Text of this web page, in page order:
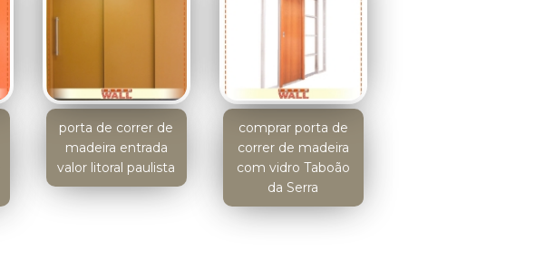
porta de correr de
madeira entrada
valor litoral paulista
comprar porta de
correr de madeira
com vidro Taboão
da Serra